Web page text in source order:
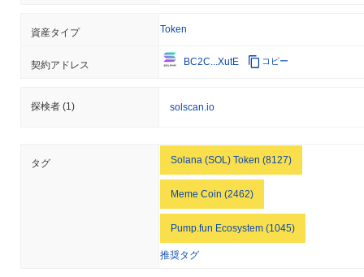
Saad Boi (SAAD)はcentralized and decentralizedの暗号通貨取引
過去24時間で、Saad Boiの取引量は$0.00.
Saad Boiの価格範囲の履歴は何ですか？
Saad Boiは現在、ATHより~99.22%
資産タイプ Token
契約アドレス BC2C...XutE コピー
探検者 (1) solscan.io
タグ Solana (SOL) Token (8127)
Meme Coin (2462)
Pump.fun Ecosystem (1045)
推奨タグ